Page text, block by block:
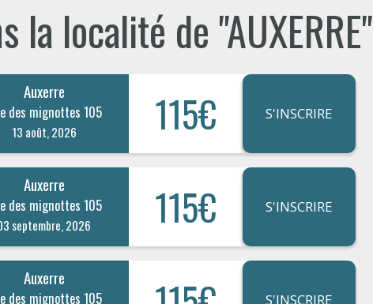
la localité de "AUXERRE"
Auxerre
des mignottes 105
13 août, 2026 115€ S'INSCRIRE
Auxerre
des mignottes 105
septembre, 2026 115€ S'INSCRIRE
Auxerre
des mignottes 105 S'INSCRIRE